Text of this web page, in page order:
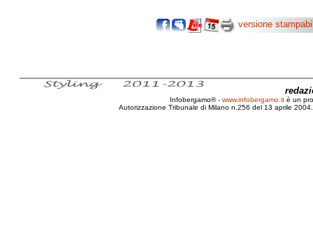
versione
Infobergamo® - www.infobergamo.it è un
Autorizzazione Tribunale di Milano n.256 del 13 aprile